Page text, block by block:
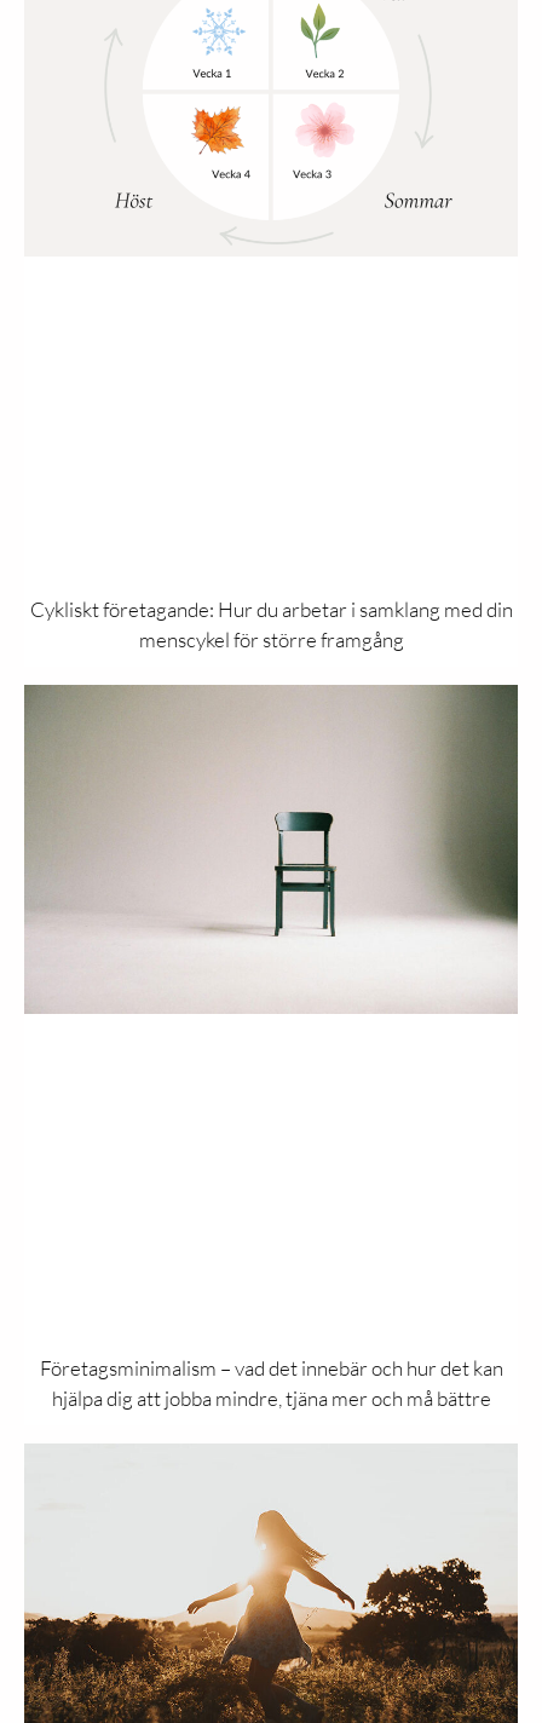
Cykliskt företagande: Hur du arbetar i samklang med din
menscykel för större framgång
Företagsminimalism – vad det innebär och hur det kan
hjälpa dig att jobba mindre, tjäna mer och må bättre